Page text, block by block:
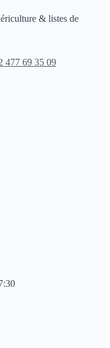
& listes de
477 69 35 09